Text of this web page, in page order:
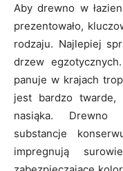
Aby drewno w
prezentowało,
rodzaju. Najlepiej
drzew
panuje w krajach
jest bardzo
nasiąka. Drewno
substancje
impregnują